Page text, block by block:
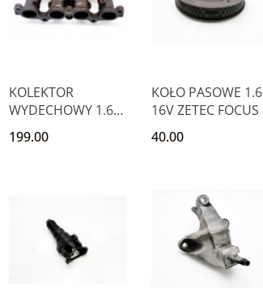
KOLEKTOR
WYDECHOWY 1.6
16V FIESTA MK4
SPORT FOCUS
199.00
KOŁO PASOWE 1.6
16V ZETEC FOCUS
40.00